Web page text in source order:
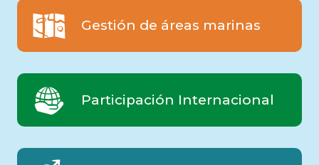
Gestión de áreas marinas
Participación Internacional